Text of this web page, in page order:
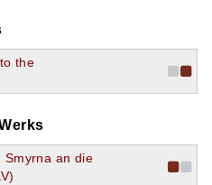
the
Smyrna an die